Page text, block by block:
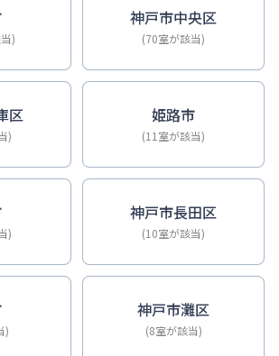
ステイ三宮駅前７｜禁煙ルーム・Wi-Fiレ
ター】Sステイ三宮貿易センター前2｜
)
神戸市中央区
(70室が該当)
区
)
姫路市
(11室が該当)
)
神戸市長田区
(10室が該当)
)
神戸市灘区
(8室が該当)